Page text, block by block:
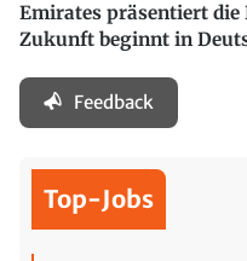
Emirates präsentiert
Zukunft beginnt in
Feedback
Top-Jobs